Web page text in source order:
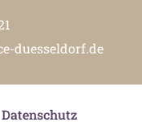
duesseldorf.de
Datenschutz